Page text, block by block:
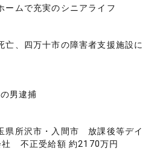
ームで充実のシニアライフ
亡、四万十市の障害者支援施設に
男逮捕
県所沢市・入間市 放課後等デイ
不正受給額 約2170万円